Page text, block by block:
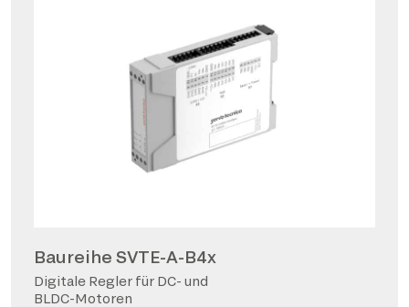
Baureihe SVTE-A-B4x
Digitale Regler für DC- und
BLDC-Motoren